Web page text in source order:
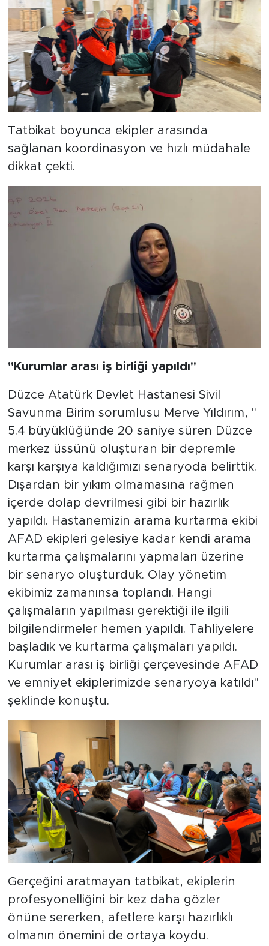
Tatbikat boyunca ekipler arasında
sağlanan koordinasyon ve hızlı müdahale
dikkat çekti.
"Kurumlar arası iş birliği yapıldı"
Düzce Atatürk Devlet Hastanesi Sivil
Savunma Birim sorumlusu Merve Yıldırım, "
5.4 büyüklüğünde 20 saniye süren Düzce
merkez üssünü oluşturan bir depremle
karşı karşıya kaldığımızı senaryoda belirttik.
Dışardan bir yıkım olmamasına rağmen
içerde dolap devrilmesi gibi bir hazırlık
yapıldı. Hastanemizin arama kurtarma ekibi
AFAD ekipleri gelesiye kadar kendi arama
kurtarma çalışmalarını yapmaları üzerine
bir senaryo oluşturduk. Olay yönetim
ekibimiz zamanınsa toplandı. Hangi
çalışmaların yapılması gerektiği ile ilgili
bilgilendirmeler hemen yapıldı. Tahliyelere
başladık ve kurtarma çalışmaları yapıldı.
Kurumlar arası iş birliği çerçevesinde AFAD
ve emniyet ekiplerimizde senaryoya katıldı"
şeklinde konuştu.
Gerçeğini aratmayan tatbikat, ekiplerin
profesyonelliğini bir kez daha gözler
önüne sererken, afetlere karşı hazırlıklı
olmanın önemini de ortaya koydu.